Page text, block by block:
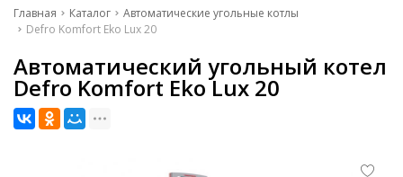
Монтаж
Прайс
Контакты
Главная Каталог
Автоматические угольные котлы
Defro Komfort Eko Lux 20
Автоматический угольный котел
Defro Komfort Eko Lux 20